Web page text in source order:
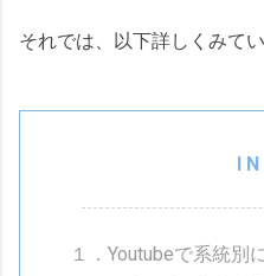
それでは、以下詳しくみて
１．Youtubeで系統別